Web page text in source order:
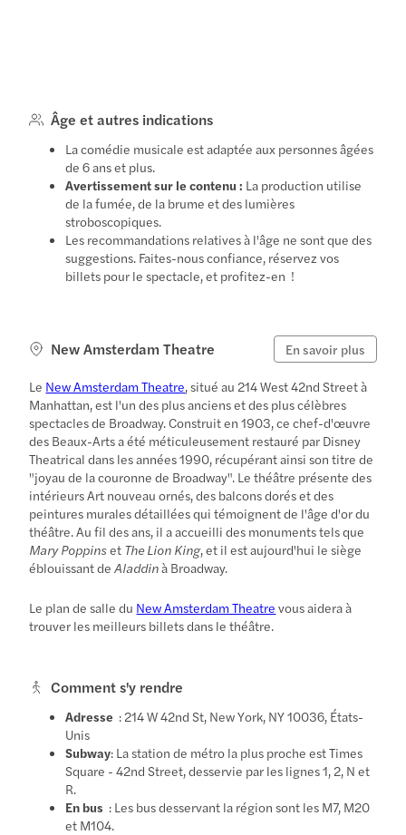
Âge et autres indications
La comédie musicale est adaptée aux personnes âgées
de 6 ans et plus.
Avertissement sur le contenu : La production utilise
de la fumée, de la brume et des lumières
stroboscopiques.
Les recommandations relatives à l'âge ne sont que des
suggestions. Faites-nous confiance, réservez vos
billets pour le spectacle, et profitez-en !
New Amsterdam Theatre En savoir plus
Le New Amsterdam Theatre, situé au 214 West 42nd Street à
Manhattan, est l'un des plus anciens et des plus célèbres
spectacles de Broadway. Construit en 1903, ce chef-d'œuvre
des Beaux-Arts a été méticuleusement restauré par Disney
Theatrical dans les années 1990, récupérant ainsi son titre de
"joyau de la couronne de Broadway". Le théâtre présente des
intérieurs Art nouveau ornés, des balcons dorés et des
peintures murales détaillées qui témoignent de l'âge d'or du
théâtre. Au fil des ans, il a accueilli des monuments tels que
Mary Poppinset The Lion King, et il est aujourd'hui le siège
éblouissant deAladdinà Broadway.
Le plan de salle du New Amsterdam Theatre vous aidera à
trouver les meilleurs billets dans le théâtre.
Comment s'y rendre
Adresse : 214 W 42nd St, New York, NY 10036, États-
Unis
Subway: La station de métro la plus proche est Times
Square - 42nd Street, desservie par les lignes 1, 2, N et
R.
En bus : Les bus desservant la région sont les M7, M20
et M104.